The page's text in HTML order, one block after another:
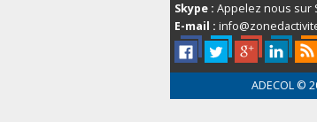
Skype : Appelez nous sur
E-mail :
ADECOL©